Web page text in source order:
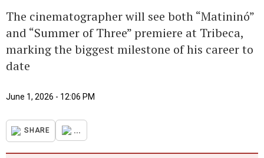
The cinematographer will see both “Matininó”
and “Summer of Three” premiere at Tribeca,
marking the biggest milestone of his career to
date
June 1, 2026 - 12:06 PM
SHARE ...